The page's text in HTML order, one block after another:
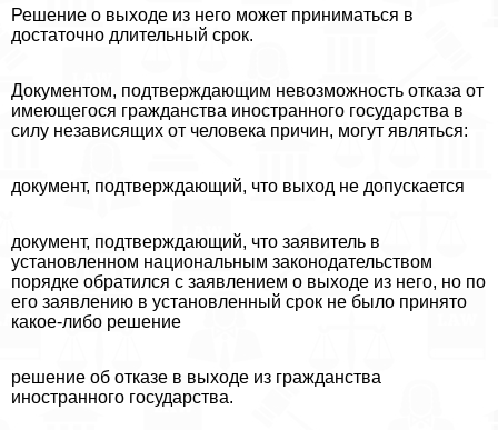
Решение о выходе из него может приниматься в
достаточно длительный срок.
Документом, подтверждающим невозможность отказа от
имеющегося гражданства иностранного государства в
силу независящих от человека причин, могут являться:
документ, подтверждающий, что выход не допускается
документ, подтверждающий, что заявитель в
установленном национальным законодательством
порядке обратился с заявлением о выходе из него, но по
его заявлению в установленный срок не было принято
какое-либо решение
решение об отказе в выходе из гражданства
иностранного государства.